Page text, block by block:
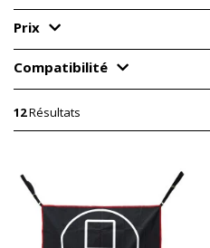
Prix
Compatibilité
12Résultats